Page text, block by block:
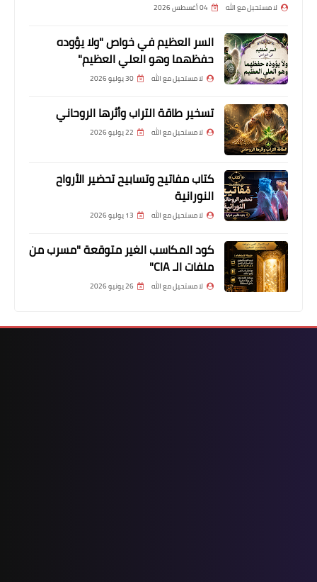
لا مستحيل مع الله 04 أغسطس 2026
السر العظيم في خواص "ولا يؤوده
حفظهما وهو العلي العظيم"
لا مستحيل مع الله 30 يوليو 2026
تسخير طاقة التراب وأثرها الروحاني
لا مستحيل مع الله 22 يوليو 2026
كتاب مفاتيح وتسابيح تحضير الأرواح
النورانية
لا مستحيل مع الله 13 يوليو 2026
كود المكاسب الغير متوقعة "مسرب من
ملفات الـ CIA"
لا مستحيل مع الله 26 يونيو 2026